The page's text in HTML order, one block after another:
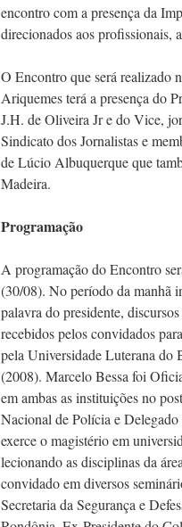
encontro com a presença da
direcionados aos profissionais,
O Encontro que será realizado
Ariquemes terá a presença
J.H. de Oliveira Jr e do Vice,
Sindicato dos Jornalistas e
de Lúcio Albuquerque que
Madeira.
Programação
A programação do Encontro
(30/08). No período da manhã
palavra do presidente,
recebidos pelos convidados
pela Universidade Luterana
(2008). Marcelo Bessa foi
em ambas as instituições no
Nacional de Polícia e
exerce o magistério em
lecionando as disciplinas da
convidado em diversos
Secretaria da Segurança e